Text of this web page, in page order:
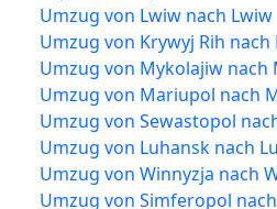
Umzug von Lwiw nach Lwiw
Umzug von Krywyj Rih nach
Umzug von Mykolajiw nach
Umzug von Mariupol nach
Umzug von Sewastopol
Umzug von Luhansk nach
Umzug von Winnyzja nach
Umzug von Simferopol